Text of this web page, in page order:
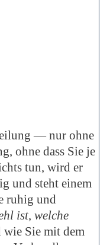
— nur ohne
ohne dass Sie je
tun, wird er
und steht einem
ruhig und
ist, welche
wie Sie mit dem